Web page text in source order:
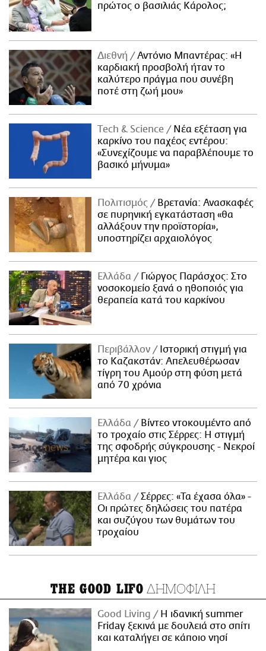
πρώτος ο βασιλιάς Κάρολος;
Διεθνή
Αντόνιο Μπαντέρας: «Η
καρδιακή προσβολή ήταν το
καλύτερο πράγμα που συνέβη
ποτέ στη ζωή μου»
Τech & Science
Νέα εξέταση για
καρκίνο του παχέος εντέρου:
«Συνεχίζουμε να παραβλέπουμε το
βασικό μήνυμα»
Πολιτισμός
Βρετανία: Ανασκαφές
σε πυρηνική εγκατάσταση «θα
αλλάξουν την προϊστορία»,
υποστηρίζει αρχαιολόγος
Ελλάδα
Γιώργος Παράσχος: Στο
νοσοκομείο ξανά ο ηθοποιός για
θεραπεία κατά του καρκίνου
Περιβάλλον
Ιστορική στιγμή για
το Καζακστάν: Απελευθέρωσαν
τίγρη του Αμούρ στη φύση μετά
από 70 χρόνια
Ελλάδα
Βίντεο ντοκουμέντο από
το τροχαίο στις Σέρρες: Η στιγμή
της σφοδρής σύγκρουσης - Νεκροί
μητέρα και γιος
Ελλάδα
Σέρρες: «Τα έχασα όλα» -
Οι πρώτες δηλώσεις του πατέρα
και συζύγου των θυμάτων του
τροχαίου
THE GOOD LIFO ΔΗΜΟΦΙΛΗ
Good Living
Η ιδανική summer
Friday ξεκινά με δουλειά στο σπίτι
και καταλήγει σε κάποιο νησί